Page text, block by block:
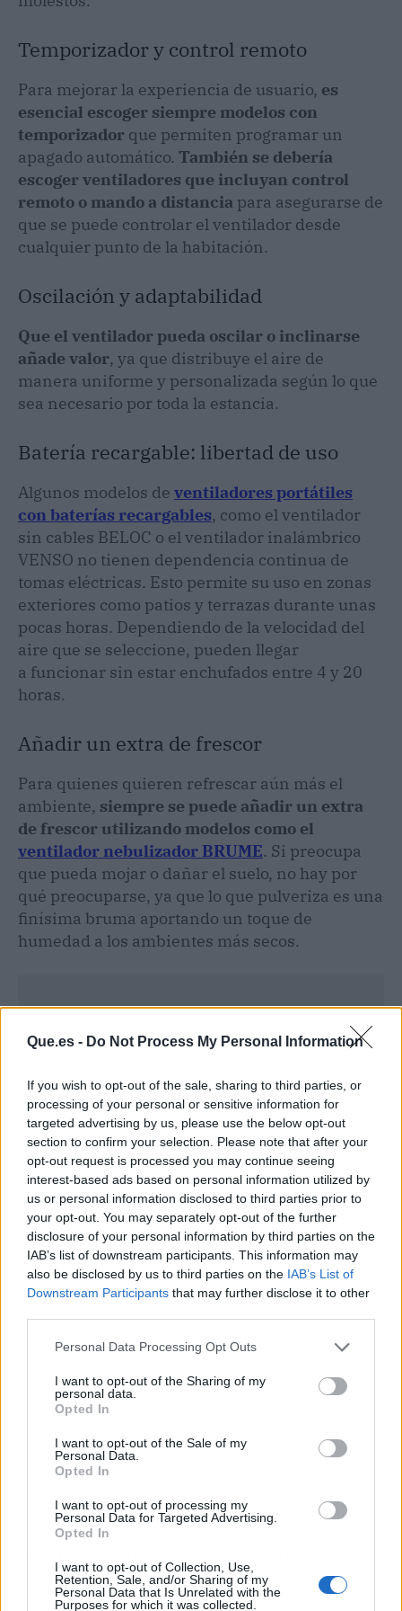
Que.es - Do Not Process My Personal Information
If you wish to opt-out of the sale, sharing to third parties, or
processing of your personal or sensitive information for
targeted advertising by us, please use the below opt-out
section to confirm your selection. Please note that after your
opt-out request is processed you may continue seeing
interest-based ads based on personal information utilized by
us or personal information disclosed to third parties prior to
your opt-out. You may separately opt-out of the further
disclosure of your personal information by third parties on the
IAB’s list of downstream participants. This information may
also be disclosed by us to third parties on the IAB’s List of
Downstream Participants that may further disclose it to other
Personal Data Processing Opt Outs
I want to opt-out of the Sharing of my
personal data.
Opted In
I want to opt-out of the Sale of my
Personal Data.
Opted In
I want to opt-out of processing my
Personal Data for Targeted Advertising.
Opted In
I want to opt-out of Collection, Use,
Retention, Sale, and/or Sharing of my
Personal Data that Is Unrelated with the
Purposes for which it was collected.
Temporizador y control remoto
Para mejorar la experiencia de usuario, es
esencial escoger siempre modelos con
temporizador que permiten programar un
apagado automático. También se debería
escoger ventiladores que incluyan control
remoto o mando a distancia para asegurarse de
que se puede controlar el ventilador desde
cualquier punto de la habitación.
Oscilación y adaptabilidad
Que el ventilador pueda oscilar o inclinarse
añade valor, ya que distribuye el aire de
manera uniforme y personalizada según lo que
sea necesario por toda la estancia.
Batería recargable: libertad de uso
Algunos modelos de ventiladores portátiles
con baterías recargables, como el ventilador
sin cables BELOC o el ventilador inalámbrico
VENSO no tienen dependencia continua de
tomas eléctricas. Esto permite su uso en zonas
exteriores como patios y terrazas durante unas
pocas horas. Dependiendo de la velocidad del
aire que se seleccione, pueden llegar
a funcionar sin estar enchufados entre 4 y 20
horas.
Añadir un extra de frescor
Para quienes quieren refrescar aún más el
ambiente, siempre se puede añadir un extra
de frescor utilizando modelos como el
ventilador nebulizador BRUME. Si preocupa
que pueda mojar o dañar el suelo, no hay por
qué preocuparse, ya que lo que pulveriza es una
finísima bruma aportando un toque de
humedad a los ambientes más secos.
Publicidad
ventiladores